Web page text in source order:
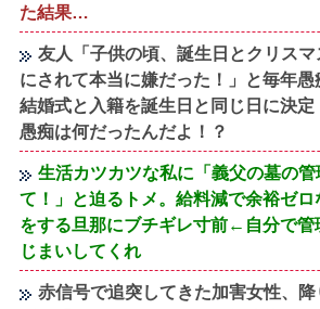
た結果…
友人「子供の頃、誕生日とクリス
にされて本当に嫌だった！」と毎年
結婚式と入籍を誕生日と同じ日に決
愚痴は何だったんだよ！？
生活カツカツな私に「義父の墓の
て！」と迫るトメ。給料減で余裕ゼ
をする旦那にブチギレ寸前←自分で管
じまいしてくれ
赤信号で追突してきた加害女性、